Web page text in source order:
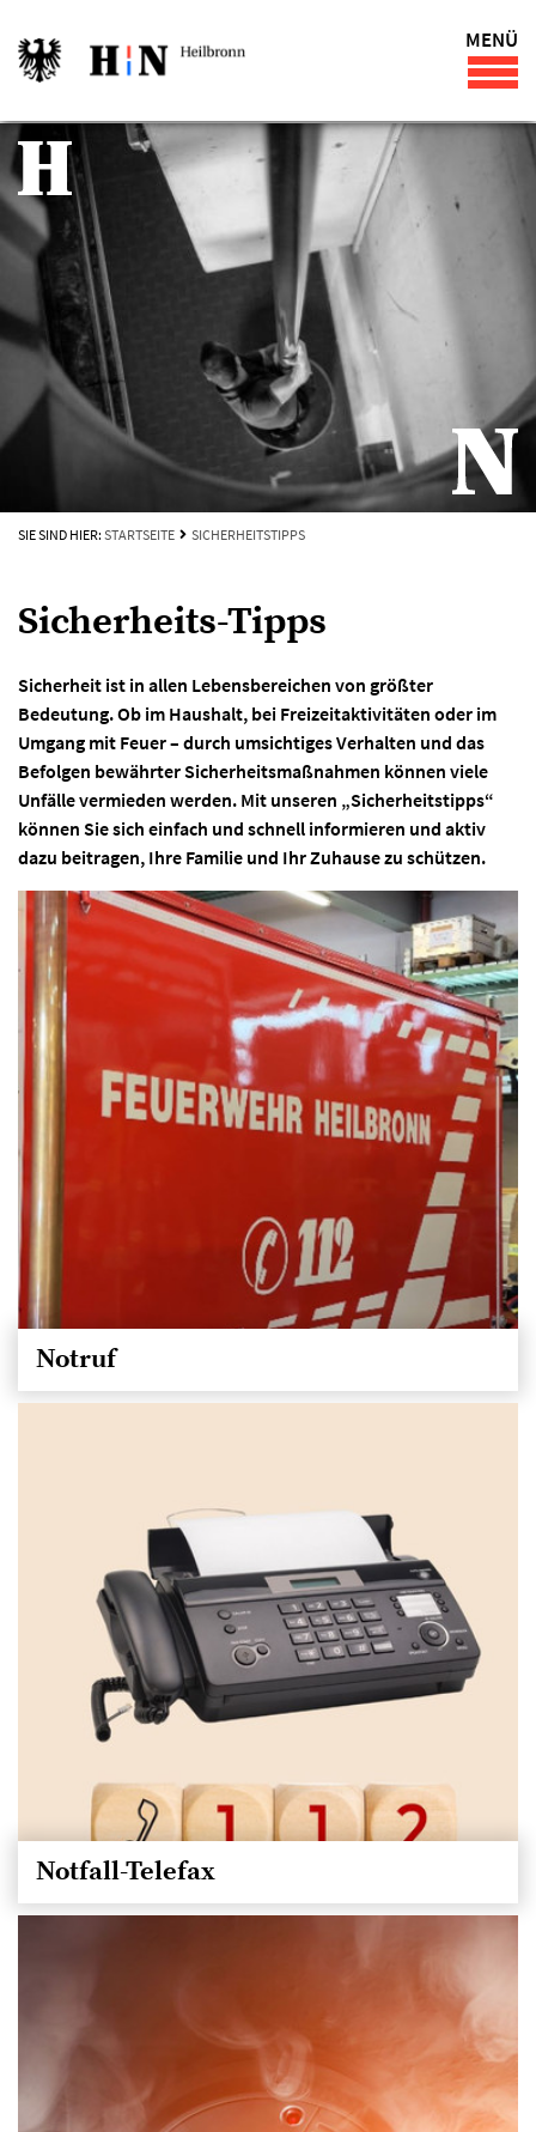
MENÜ
SIE SIND HIER: STARTSEITE SICHERHEITSTIPPS
Sicherheits-Tipps
Sicherheit ist in allen Lebensbereichen von größter
Bedeutung. Ob im Haushalt, bei Freizeitaktivitäten oder im
Umgang mit Feuer – durch umsichtiges Verhalten und das
Befolgen bewährter Sicherheitsmaßnahmen können viele
Unfälle vermieden werden. Mit unseren „Sicherheitstipps“
können Sie sich einfach und schnell informieren und aktiv
dazu beitragen, Ihre Familie und Ihr Zuhause zu schützen.
Notruf
Notfall-Telefax